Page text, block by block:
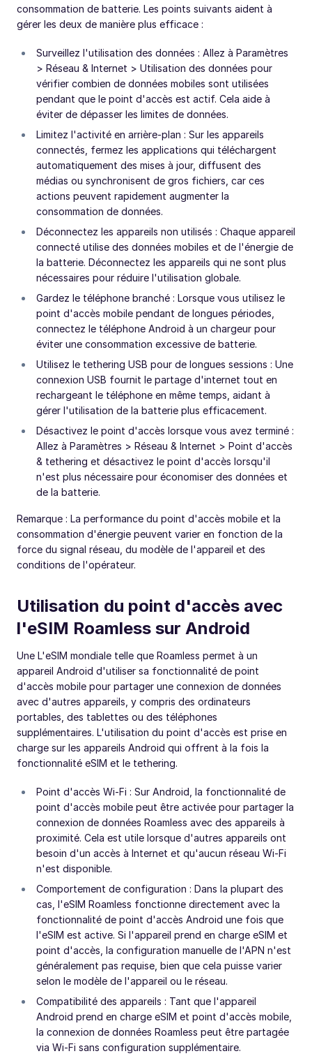
consommation de batterie. Les points suivants aident à
gérer les deux de manière plus efficace :
Surveillez l'utilisation des données : Allez à Paramètres
> Réseau & Internet > Utilisation des données pour
vérifier combien de données mobiles sont utilisées
pendant que le point d'accès est actif. Cela aide à
éviter de dépasser les limites de données.
Limitez l'activité en arrière-plan : Sur les appareils
connectés, fermez les applications qui téléchargent
automatiquement des mises à jour, diffusent des
médias ou synchronisent de gros fichiers, car ces
actions peuvent rapidement augmenter la
consommation de données.
Déconnectez les appareils non utilisés : Chaque appareil
connecté utilise des données mobiles et de l'énergie de
la batterie. Déconnectez les appareils qui ne sont plus
nécessaires pour réduire l'utilisation globale.
Gardez le téléphone branché : Lorsque vous utilisez le
point d'accès mobile pendant de longues périodes,
connectez le téléphone Android à un chargeur pour
éviter une consommation excessive de batterie.
Utilisez le tethering USB pour de longues sessions : Une
connexion USB fournit le partage d'internet tout en
rechargeant le téléphone en même temps, aidant à
gérer l'utilisation de la batterie plus efficacement.
Désactivez le point d'accès lorsque vous avez terminé :
Allez à Paramètres > Réseau & Internet > Point d'accès
& tethering et désactivez le point d'accès lorsqu'il
n'est plus nécessaire pour économiser des données et
de la batterie.
Remarque : La performance du point d'accès mobile et la
consommation d'énergie peuvent varier en fonction de la
force du signal réseau, du modèle de l'appareil et des
conditions de l'opérateur.
Utilisation du point d'accès avec
l'eSIM Roamless sur Android
Une L'eSIM mondiale telle que Roamless permet à un
appareil Android d'utiliser sa fonctionnalité de point
d'accès mobile pour partager une connexion de données
avec d'autres appareils, y compris des ordinateurs
portables, des tablettes ou des téléphones
supplémentaires. L'utilisation du point d'accès est prise en
charge sur les appareils Android qui offrent à la fois la
fonctionnalité eSIM et le tethering.
Point d'accès Wi-Fi : Sur Android, la fonctionnalité de
point d'accès mobile peut être activée pour partager la
connexion de données Roamless avec des appareils à
proximité. Cela est utile lorsque d'autres appareils ont
besoin d'un accès à Internet et qu'aucun réseau Wi-Fi
n'est disponible.
Comportement de configuration : Dans la plupart des
cas, l'eSIM Roamless fonctionne directement avec la
fonctionnalité de point d'accès Android une fois que
l'eSIM est active. Si l'appareil prend en charge eSIM et
point d'accès, la configuration manuelle de l'APN n'est
généralement pas requise, bien que cela puisse varier
selon le modèle de l'appareil ou le réseau.
Compatibilité des appareils : Tant que l'appareil
Android prend en charge eSIM et point d'accès mobile,
la connexion de données Roamless peut être partagée
via Wi-Fi sans configuration supplémentaire.